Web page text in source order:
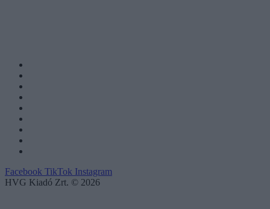
Facebook TikTok Instagram
HVG Kiadó Zrt. © 2026